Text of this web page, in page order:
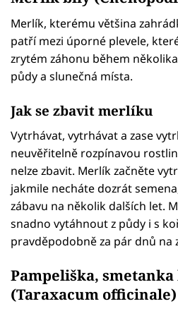
Merlík, kterému většina
patří mezi úporné plevele,
zrytém záhonu během
půdy a slunečná místa.
Jak se zbavit merlíku
Vytrhávat, vytrhávat a zase
neuvěřitelně rozpínavou
nelze zbavit. Merlík začněte
jakmile necháte dozrát
zábavu na několik dalších let.
snadno vytáhnout z půdy i s
pravděpodobně za pár dnů na
Pampeliška,
(Taraxacum officinale)